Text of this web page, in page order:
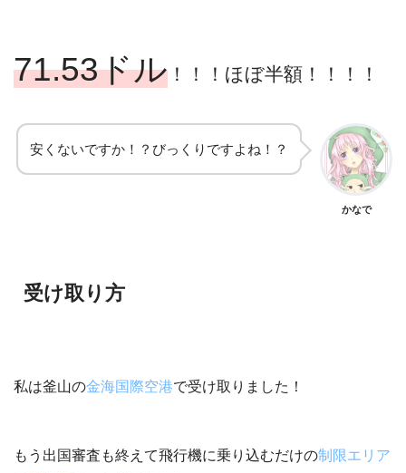
71.53ドル ！！！ほぼ半額！！！！
安くないですか！？びっくりですよね！？
かなで
受け取り方
私は釜山の金海国際空港で受け取りました！
もう出国審査も終えて飛行機に乗り込むだけの制限エリア